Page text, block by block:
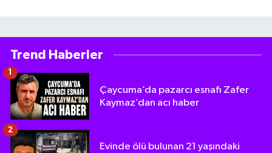
Trend Haberler
Çaycuma’da pazarcı esnafı Zafer
Kaymaz’dan acı haber
Evinde ölü bulunan 21 yaşındaki
2